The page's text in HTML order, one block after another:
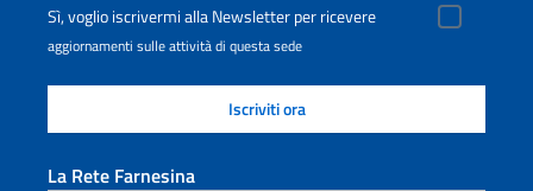
Sì, voglio iscrivermi alla Newsletter per ricevere
aggiornamenti sulle attività di questa sede
La Rete Farnesina